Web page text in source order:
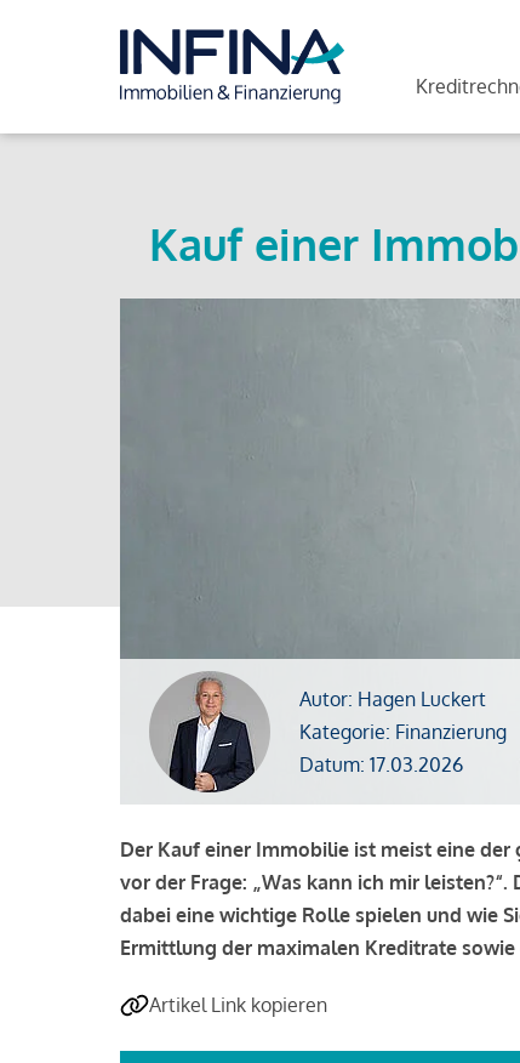
Kauf einer
Autor: Hagen Luckert
Kategorie: Finanzierung
Datum: 17.03.2026
Der Kauf einer Immobilie ist meist eine
vor der Frage: „Was kann ich mir
dabei eine wichtige Rolle spielen und wie
Ermittlung der maximalen Kreditrate
Artikel Link kopieren